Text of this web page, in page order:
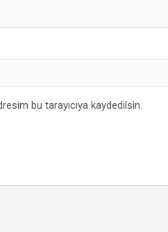
bu tarayıcıya kaydedilsin.